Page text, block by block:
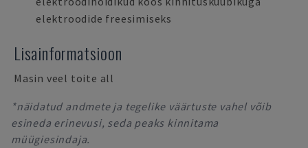
elektroodide freesimiseks
Lisainformatsioon
Masin veel toite all
*näidatud andmete ja tegelike väärtuste vahel võib
esineda erinevusi, seda peaks kinnitama
müügiesindaja.